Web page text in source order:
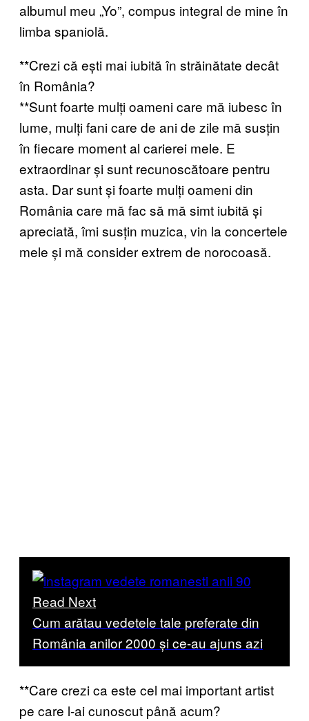
albumul meu „Yo”, compus integral de mine în
limba spaniolă.
**Crezi că ești mai iubită în străinătate decât
în România?
**Sunt foarte mulți oameni care mă iubesc în
lume, mulți fani care de ani de zile mă susțin
în fiecare moment al carierei mele. E
extraordinar și sunt recunoscătoare pentru
asta. Dar sunt și foarte mulți oameni din
România care mă fac să mă simt iubită și
apreciată, îmi susțin muzica, vin la concertele
mele și mă consider extrem de norocoasă.
Read Next
Cum arătau vedetele tale preferate din
România anilor 2000 și ce-au ajuns azi
**Care crezi ca este cel mai important artist
pe care l-ai cunoscut până acum?